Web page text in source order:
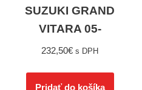
SUZUKI GRAND
VITARA 05-
232,50€ s DPH
Pridať do košíka